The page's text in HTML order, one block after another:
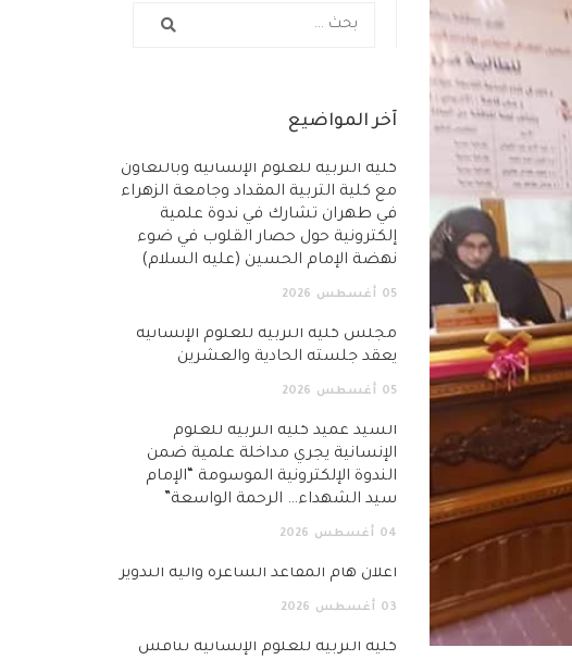
آخر المواضيع
كلية التربية للعلوم الإنسانية وبالتعاون
مع كلية التربية المقداد وجامعة الزهراء
في طهران تشارك في ندوة علمية
إلكترونية حول حصار القلوب في ضوء
نهضة الإمام الحسين (عليه السلام)
05 أغسطس 2026
مجلس كلية التربية للعلوم الإنسانية
يعقد جلسته الحادية والعشرين
05 أغسطس 2026
السيد عميد كلية التربية للعلوم
الإنسانية يجري مداخلة علمية ضمن
الندوة الإلكترونية الموسومة “الإمام
سيد الشهداء… الرحمة الواسعة”
04 أغسطس 2026
اعلان هام المقاعد الشاغرة وآلية التدوير
03 أغسطس 2026
كلية التربية للعلوم الإنسانية تناقش